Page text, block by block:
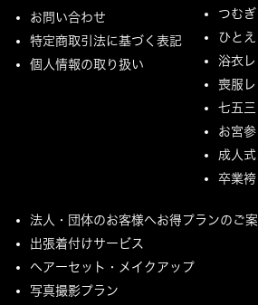
お問い合わせ
特定商取引法に基づく表記
個人情報の取り扱い
つむ
ひと
浴衣
喪服
七五
お宮
成人式
卒業
法人・団体のお客様へお得プランのご
出張着付けサービス
ヘアーセット・メイクアップ
写真撮影プラン